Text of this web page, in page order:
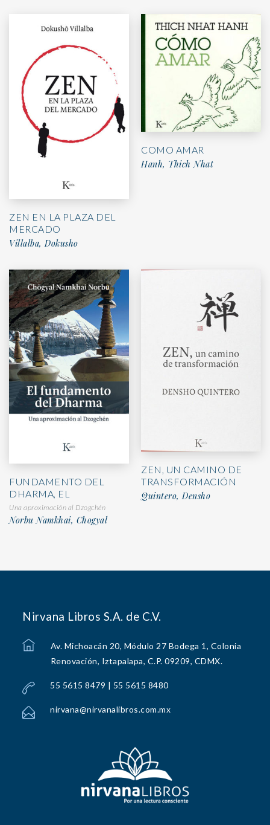
ZEN EN LA PLAZA DEL
MERCADO
Villalba, Dokusho
COMO AMAR
Hanh, Thich Nhat
FUNDAMENTO DEL
DHARMA, EL
Una aproximación al Dzogchén
Norbu Namkhai, Chogyal
ZEN, UN CAMINO DE
TRANSFORMACIÓN
Quintero, Densho
Nirvana Libros S.A. de C.V.
Av. Michoacán 20, Módulo 27 Bodega 1, Colonia
Renovación, Iztapalapa, C.P. 09209, CDMX.
55 5615 8479 | 55 5615 8480
nirvana@nirvanalibros.com.mx